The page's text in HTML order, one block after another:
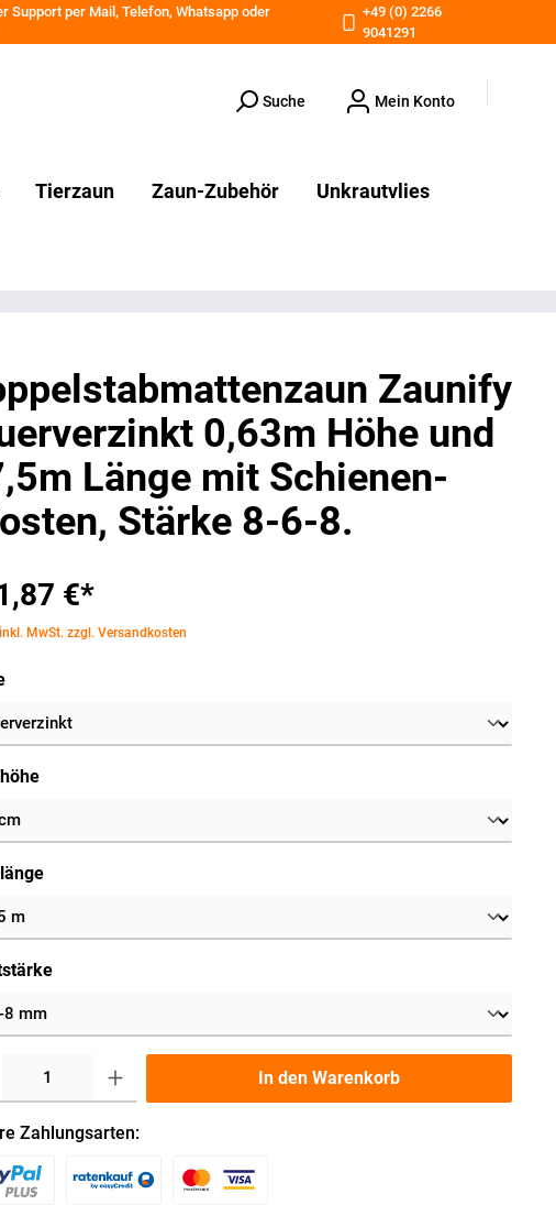
Support per Mail , Telefon, Whatsappoder
+49 (0) 2266
9041291
Suche Mein Konto
Tierzaun Zaun-Zubehör Unkrautvlies
Zaunify
0,63m Höhe und
Länge mit Schienen-
Stärke 8-6-8.
€*
MwSt. zzgl. Versandkosten
In den Warenkorb
Zahlungsarten: